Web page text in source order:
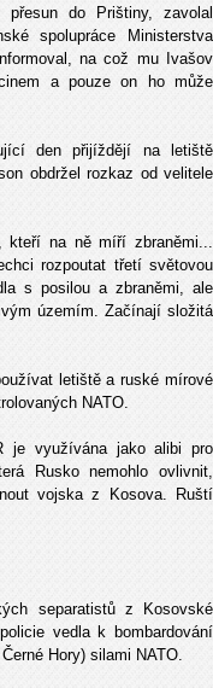
přesun do Prištiny, zavolal
spolupráce Ministerstva
na což mu Ivašov
a pouze on ho může
den přijíždějí na letiště
obdržel rozkaz od velitele
kteří na ně míří zbraněmi...
rozpoutat třetí světovou
s posilou a zbraněmi, ale
územím. Začínají složitá
letiště a ruské mírové
NATO.
je využívána jako alibi pro
Rusko nemohlo ovlivnit,
vojska z Kosova. Ruští
separatistů z Kosovské
vedla k bombardování
Hory) silami NATO.